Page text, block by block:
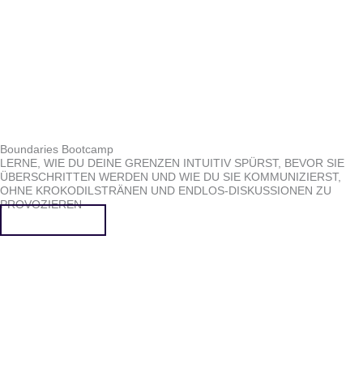
Boundaries Bootcamp
LERNE, WIE DU DEINE GRENZEN INTUITIV SPÜRST, BEVOR SIE
ÜBERSCHRITTEN WERDEN UND WIE DU SIE KOMMUNIZIERST,
OHNE KROKODILSTRÄNEN UND ENDLOS-DISKUSSIONEN ZU
PROVOZIEREN